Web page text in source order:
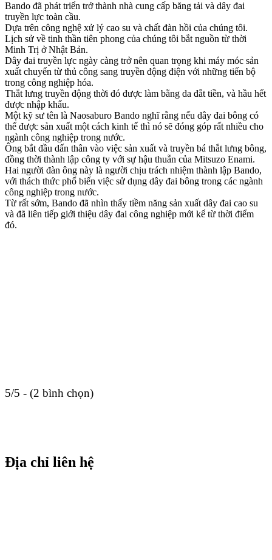
Bando đã phát triển trở thành nhà cung cấp băng tải và dây đai
truyền lực toàn cầu.
Dựa trên công nghệ xử lý cao su và chất đàn hồi của chúng tôi.
Lịch sử về tinh thần tiên phong của chúng tôi bắt nguồn từ thời
Minh Trị ở Nhật Bản.
Dây đai truyền lực ngày càng trở nên quan trọng khi máy móc sản
xuất chuyển từ thủ công sang truyền động điện với những tiến bộ
trong công nghiệp hóa.
Thắt lưng truyền động thời đó được làm bằng da đắt tiền, và hầu hết
được nhập khẩu.
Một kỹ sư tên là Naosaburo Bando nghĩ rằng nếu dây đai bông có
thể được sản xuất một cách kinh tế thì nó sẽ đóng góp rất nhiều cho
ngành công nghiệp trong nước.
Ông bắt đầu dấn thân vào việc sản xuất và truyền bá thắt lưng bông,
đồng thời thành lập công ty với sự hậu thuẫn của Mitsuzo Enami.
Hai người đàn ông này là người chịu trách nhiệm thành lập Bando,
với thách thức phổ biến việc sử dụng dây đai bông trong các ngành
công nghiệp trong nước.
Từ rất sớm, Bando đã nhìn thấy tiềm năng sản xuất dây đai cao su
và đã liên tiếp giới thiệu dây đai công nghiệp mới kể từ thời điểm
đó.
5/5 - (2 bình chọn)
Địa chỉ liên hệ